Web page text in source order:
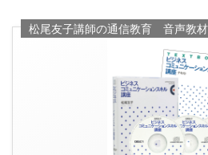
松尾友子講師の通信教育 音声教材